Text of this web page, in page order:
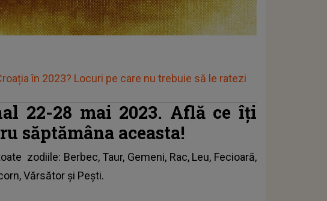
în 2023? Locuri pe care nu trebuie să le ratezi
22-28 mai 2023. Află ce îți
săptămâna aceasta!
zodiile: Berbec, Taur, Gemeni, Rac, Leu, Fecioară,
Vărsător și Pești.